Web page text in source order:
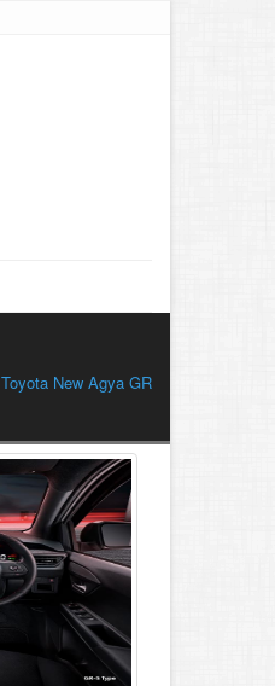
Toyota New Agya GR